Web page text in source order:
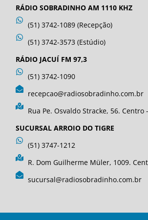
RÁDIO SOBRADINHO AM 1110 KHZ
(51) 3742-1089 (Recepção)
(51) 3742-3573 (Estúdio)
RÁDIO JACUÍ FM 97,3
(51) 3742-1090
recepcao@radiosobradinho.com.br
Rua Pe. Osvaldo Stracke, 56. Centro
SUCURSAL ARROIO DO TIGRE
(51) 3747-1212
R. Dom Guilherme Müler, 1009.
sucursal@radiosobradinho.com.br